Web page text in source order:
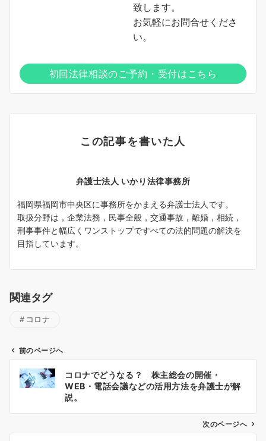
致します。
お気軽にお問合せくださ
い。
初回法律相談のご予約・受付はこちら
この記事を書いた人
弁護士法人 いかり法律事務所
福岡県福岡市中央区に事務所をかまえる弁護士法人です。
取扱分野は，企業法務，民事全般，交通事故，離婚，相続，
刑事事件と幅広くワンストップですべての法的問題の解決を
目指しています。
関連タグ
コロナ
前のページへ
コロナでどうなる？ 株主総会の開催・
WEB・電話会議などの活用方法を弁護士が解
説。
次のページへ